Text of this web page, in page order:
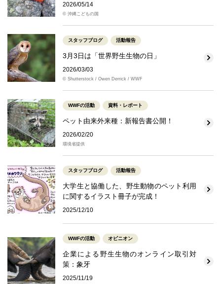
2026/05/14
© 沖縄こどもの国
スタッフブログ 活動報告
3月3日は「世界野生生物の日」
2026/03/03
© Shutterstock / Owen Derrick / WWF
WWFの活動 資料・レポート
ペット由来外来種：新報告書公開！
2026/02/20
環境省提供
スタッフブログ 活動報告
大学生と協働した、野生動物のペット利用
に関するイラスト冊子が完成！
2025/12/10
WWFの活動 オピニオン
企業による野生生物のオンライン取引対
策：象牙
2025/11/19